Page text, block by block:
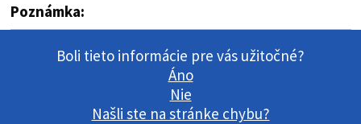
Poznámka:
Boli tieto informácie pre vás užitočné?
Áno
Nie
Našli ste na stránke chybu?